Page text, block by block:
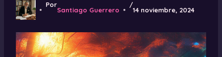
Por
Santiago Guerrero
/
14 noviembre, 2024